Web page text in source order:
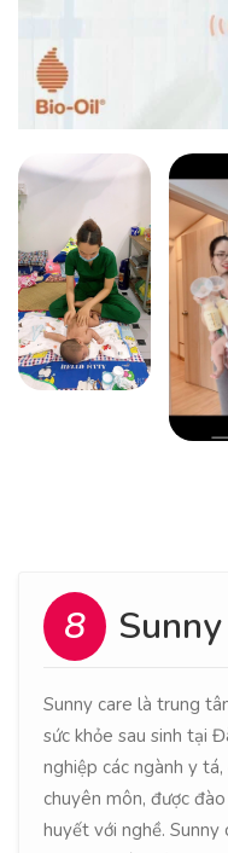
8
Sunny care là trung
sức khỏe sau sinh tại
nghiệp các ngành y
chuyên môn, được
huyết với nghề.